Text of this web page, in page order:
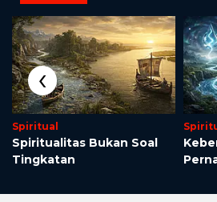
Spiritual
Spiritualitas Bukan Soal
Tingkatan
‹